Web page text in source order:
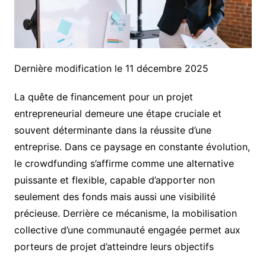
Dernière modification le 11 décembre 2025
La quête de financement pour un projet
entrepreneurial demeure une étape cruciale et
souvent déterminante dans la réussite d’une
entreprise. Dans ce paysage en constante évolution,
le crowdfunding s’affirme comme une alternative
puissante et flexible, capable d’apporter non
seulement des fonds mais aussi une visibilité
précieuse. Derrière ce mécanisme, la mobilisation
collective d’une communauté engagée permet aux
porteurs de projet d’atteindre leurs objectifs